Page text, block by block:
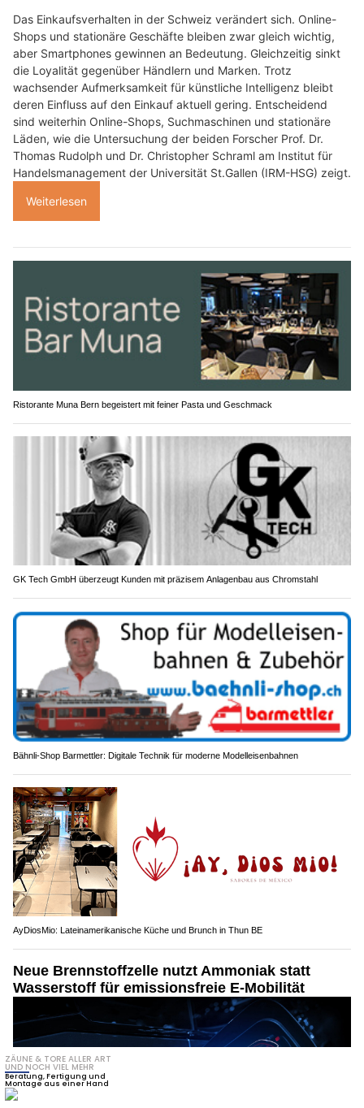
Das Einkaufsverhalten in der Schweiz verändert sich. Online-
Shops und stationäre Geschäfte bleiben zwar gleich wichtig,
aber Smartphones gewinnen an Bedeutung. Gleichzeitig sinkt
die Loyalität gegenüber Händlern und Marken. Trotz
wachsender Aufmerksamkeit für künstliche Intelligenz bleibt
deren Einfluss auf den Einkauf aktuell gering. Entscheidend
sind weiterhin Online-Shops, Suchmaschinen und stationäre
Läden, wie die Untersuchung der beiden Forscher Prof. Dr.
Thomas Rudolph und Dr. Christopher Schraml am Institut für
Handelsmanagement der Universität St.Gallen (IRM-HSG) zeigt.
Weiterlesen
Ristorante Muna Bern begeistert mit feiner Pasta und Geschmack
GK Tech GmbH überzeugt Kunden mit präzisem Anlagenbau aus Chromstahl
Bähnli-Shop Barmettler: Digitale Technik für moderne Modelleisenbahnen
AyDiosMio: Lateinamerikanische Küche und Brunch in Thun BE
Neue Brennstoffzelle nutzt Ammoniak statt
Wasserstoff für emissionsfreie E-Mobilität